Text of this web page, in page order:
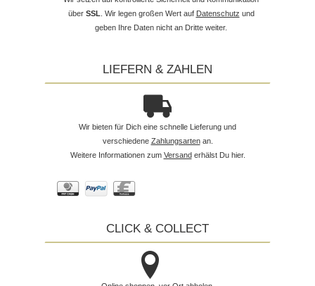
über SSL . Wir legen großen Wert auf Datenschutz und
geben Ihre Daten nicht an Dritte weiter.
LIEFERN & ZAHLEN
Wir bieten für Dich eine schnelle Lieferung und
verschiedene Zahlungsartenan.
Weitere Informationen zum Versanderhälst Du hier.
CLICK & COLLECT